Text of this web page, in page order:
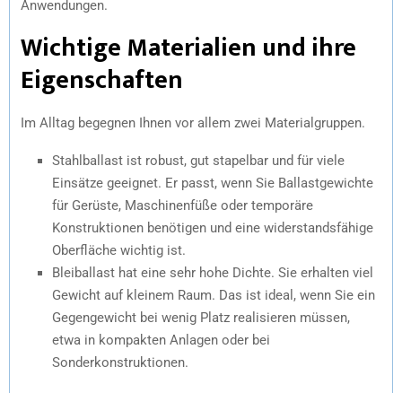
Anwendungen.
Wichtige Materialien und ihre
Eigenschaften
Im Alltag begegnen Ihnen vor allem zwei Materialgruppen.
Stahlballast ist robust, gut stapelbar und für viele
Einsätze geeignet. Er passt, wenn Sie Ballastgewichte
für Gerüste, Maschinenfüße oder temporäre
Konstruktionen benötigen und eine widerstandsfähige
Oberfläche wichtig ist.
Bleiballast hat eine sehr hohe Dichte. Sie erhalten viel
Gewicht auf kleinem Raum. Das ist ideal, wenn Sie ein
Gegengewicht bei wenig Platz realisieren müssen,
etwa in kompakten Anlagen oder bei
Sonderkonstruktionen.